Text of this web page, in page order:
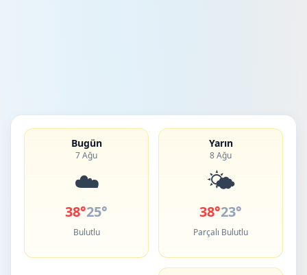
Bugün
7 Ağu
☁️
38°25°
Bulutlu
Yarın
8 Ağu
🌤️
38°23°
Parçalı Bulutlu